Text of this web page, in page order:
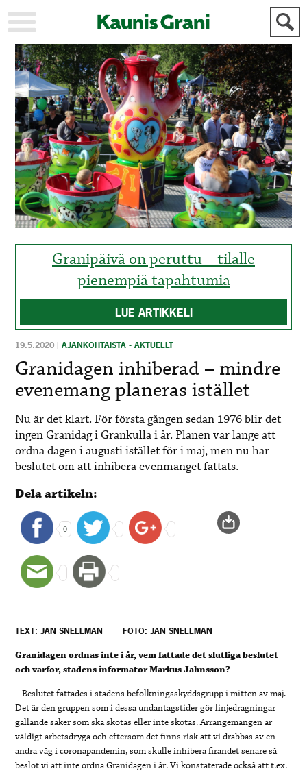
KAUPUNKI
STADEN
AJANKOHTAISTA
AKTUELLT
URHEILU
IDROTT
KULTTUURI
KULTUR
HISTORIA
HISTORIA
YLEINEN
ALLMÄN
MAINOSTAJILLE
FÖR
ANNONSÖRER
Granipäivä on peruttu – tilalle
pienempiä tapahtumia
LUE ARTIKKELI
19.5.2020 |AJANKOHTAISTA - AKTUELLT
Granidagen inhiberad – mindre
evenemang planeras istället
Nu är det klart. För första gången sedan 1976 blir det
ingen Granidag i Grankulla i år. Planen var länge att
ordna dagen i augusti istället för i maj, men nu har
beslutet om att inhibera evenmanget fattats.
Dela artikeln:
0
TEXT: JAN SNELLMAN FOTO: JAN SNELLMAN
Granidagen ordnas inte i år, vem fattade det slutliga beslutet
och varför, stadens informatör Markus Jahnsson?
– Beslutet fattades i stadens befolkningsskyddsgrupp i mitten av maj.
Det är den gruppen som i dessa undantagstider gör linjedragningar
gällande saker som ska skötas eller inte skötas. Arrangemangen är
väldigt arbetsdryga och eftersom det finns risk att vi drabbas av en
andra våg i coronapandemin, som skulle inhibera firandet senare så
beslöt vi att inte ordna Granidagen i år. Vi konstaterade också att t.ex.